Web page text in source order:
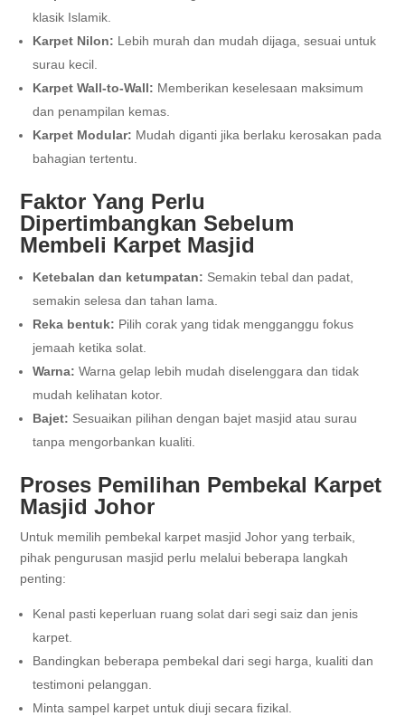
klasik Islamik.
Karpet Nilon: Lebih murah dan mudah dijaga, sesuai untuk
surau kecil.
Karpet Wall-to-Wall: Memberikan keselesaan maksimum
dan penampilan kemas.
Karpet Modular: Mudah diganti jika berlaku kerosakan pada
bahagian tertentu.
Faktor Yang Perlu
Dipertimbangkan Sebelum
Membeli Karpet Masjid
Ketebalan dan ketumpatan: Semakin tebal dan padat,
semakin selesa dan tahan lama.
Reka bentuk: Pilih corak yang tidak mengganggu fokus
jemaah ketika solat.
Warna: Warna gelap lebih mudah diselenggara dan tidak
mudah kelihatan kotor.
Bajet: Sesuaikan pilihan dengan bajet masjid atau surau
tanpa mengorbankan kualiti.
Proses Pemilihan Pembekal Karpet
Masjid Johor
Untuk memilih pembekal karpet masjid Johor yang terbaik,
pihak pengurusan masjid perlu melalui beberapa langkah
penting:
Kenal pasti keperluan ruang solat dari segi saiz dan jenis
karpet.
Bandingkan beberapa pembekal dari segi harga, kualiti dan
testimoni pelanggan.
Minta sampel karpet untuk diuji secara fizikal.